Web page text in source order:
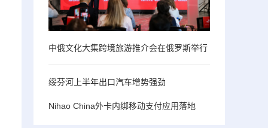
中俄文化大集跨境旅游推介会在俄罗斯举行
绥芬河上半年出口汽车增势强劲
Nihao China外卡内绑移动支付应用落地